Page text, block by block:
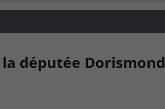
députée Dorismond